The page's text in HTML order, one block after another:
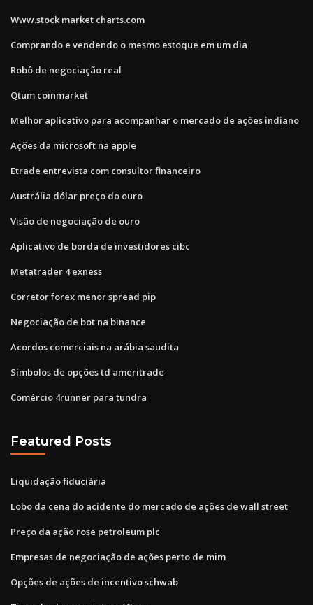
Www.stock market charts.com
Comprando e vendendo o mesmo estoque em um dia
Robô de negociação real
Qtum coinmarket
Melhor aplicativo para acompanhar o mercado de ações indiano
Ações da microsoft na apple
Etrade entrevista com consultor financeiro
Austrália dólar preço do ouro
Visão de negociação de ouro
Aplicativo de borda de investidores cibc
Metatrader 4 exness
Corretor forex menor spread pip
Negociação de bot na binance
Acordos comerciais na arábia saudita
Símbolos de opções td ameritrade
Comércio 4runner para tundra
Featured Posts
Liquidação fiduciária
Lobo da cena do acidente do mercado de ações de wall street
Preço da ação rose petroleum plc
Empresas de negociação de ações perto de mim
Opções de ações de incentivo schwab